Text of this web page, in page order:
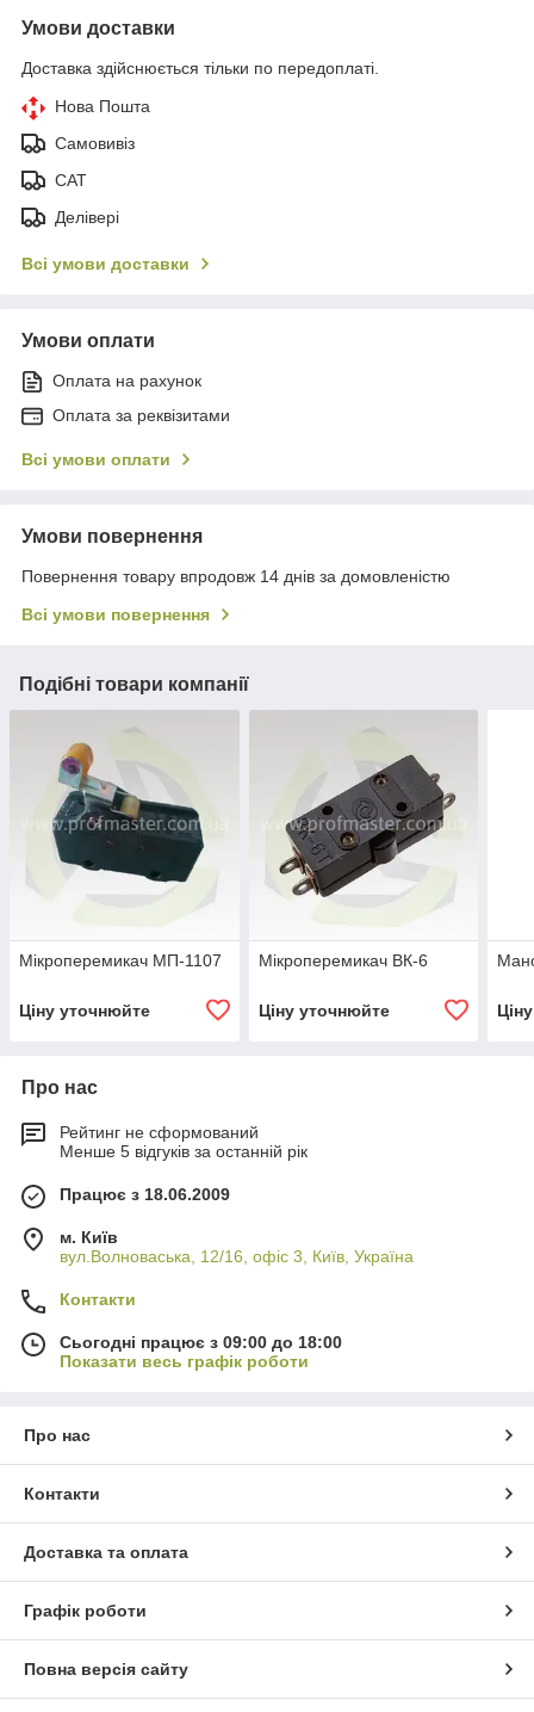
Умови доставки
Доставка здійснюється тільки по передоплаті.
Нова Пошта
Самовивіз
САТ
Делівері
Всі умови доставки
Умови оплати
Оплата на рахунок
Оплата за реквізитами
Всі умови оплати
Умови повернення
Повернення товару впродовж 14 днів за домовленістю
Всі умови повернення
Подібні товари компанії
Мікроперемикач МП-1107
Ціну уточнюйте
Мікроперемикач ВК-6
Ціну уточнюйте
Про нас
Рейтинг не сформований
Менше 5 відгуків за останній рік
Працює з 18.06.2009
м. Київ
вул.Волноваська, 12/16, офіс 3, Київ, Україна
Контакти
Сьогодні працює з 09:00 до 18:00
Показати весь графік роботи
Про нас
Контакти
Доставка та оплата
Графік роботи
Повна версія сайту